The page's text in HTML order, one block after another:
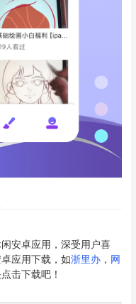
安卓应用，深受用户喜
应用下载，如浙里办， 网
击下载吧！